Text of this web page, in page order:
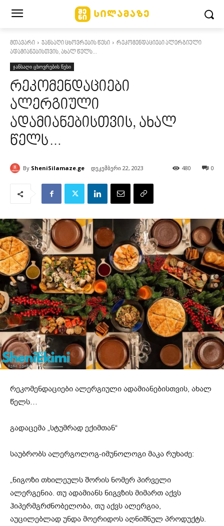
მთავარი ჯანსაღი ცხოვრების წესი
რეკომენდაციები ალერგიული
ადამიანებისთვის, ახალ წელს...
ჯანსაღი ცხოვრების წესი
რეკომენდაციები
ალერგიული
ადამიანებისთვის, ახალ
წელს…
By SheniSilamaze.ge დეკემბერი 22, 2023 0
480
რეკომენდაციები ალერგიული ადამიანებისთვის, ახალ
წელს…
გადაცემა „სტუმრად ექიმთან“
საუბრობს ალერგოლოგ-იმუნოლოგი მაკა რუხაძე:
„ნიგოზი თხილეულს შორის ნომერ პირველი
ალერგენია. თუ ადამიანს ნიგვზის მიმართ აქვს
ჰიპერმგრძნობელობა, თუ აქვს ალერგია,
აუცილებლად უნდა მოერიდოს აღნიშნულ პროდუქტს.